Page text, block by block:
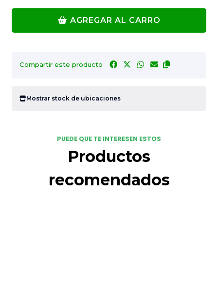
AGREGAR AL CARRO
Compartir este producto
Mostrar stock de ubicaciones
PUEDE QUE TE INTERESEN ESTOS
Productos
recomendados